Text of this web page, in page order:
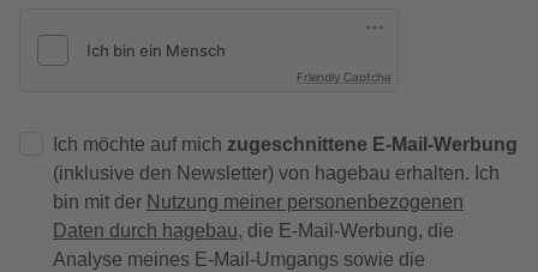
Friendly Captcha
Ich möchte auf mich zugeschnittene E-Mail-Werbung
(inklusive den Newsletter) von hagebau erhalten. Ich
bin mit der Nutzung meiner personenbezogenen
Daten durch hagebau, die E-Mail-Werbung, die
Analyse meines E-Mail-Umgangs sowie die